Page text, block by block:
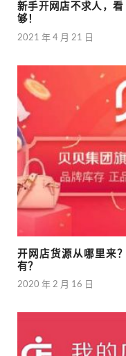
新手开网店不求人，
够！
2021 年 4 月 21 日
开网店货源从哪里来
有？
2020 年 2 月 16 日